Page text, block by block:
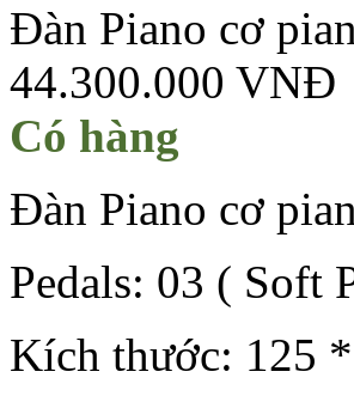
Đàn Piano cơ
44.300.000 VNĐ
Có hàng
Đàn Piano cơ
Pedals: 03 ( Soft
Kích thước: 125